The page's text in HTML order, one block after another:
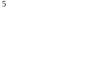
5